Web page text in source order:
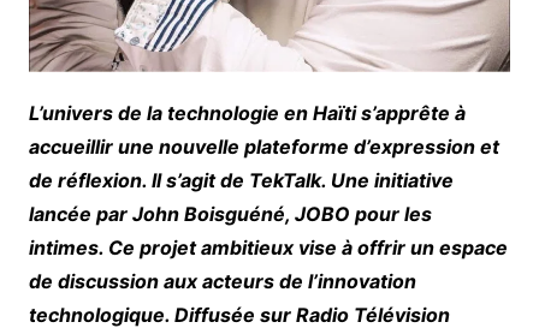
L’univers de la technologie en Haïti s’apprête à
accueillir une nouvelle plateforme d’expression et
de réflexion. Il s’agit de TekTalk. Une initiative
lancée par John Boisguéné, JOBO pour les
intimes. Ce projet ambitieux vise à offrir un espace
de discussion aux acteurs de l’innovation
technologique. Diffusée sur Radio Télévision